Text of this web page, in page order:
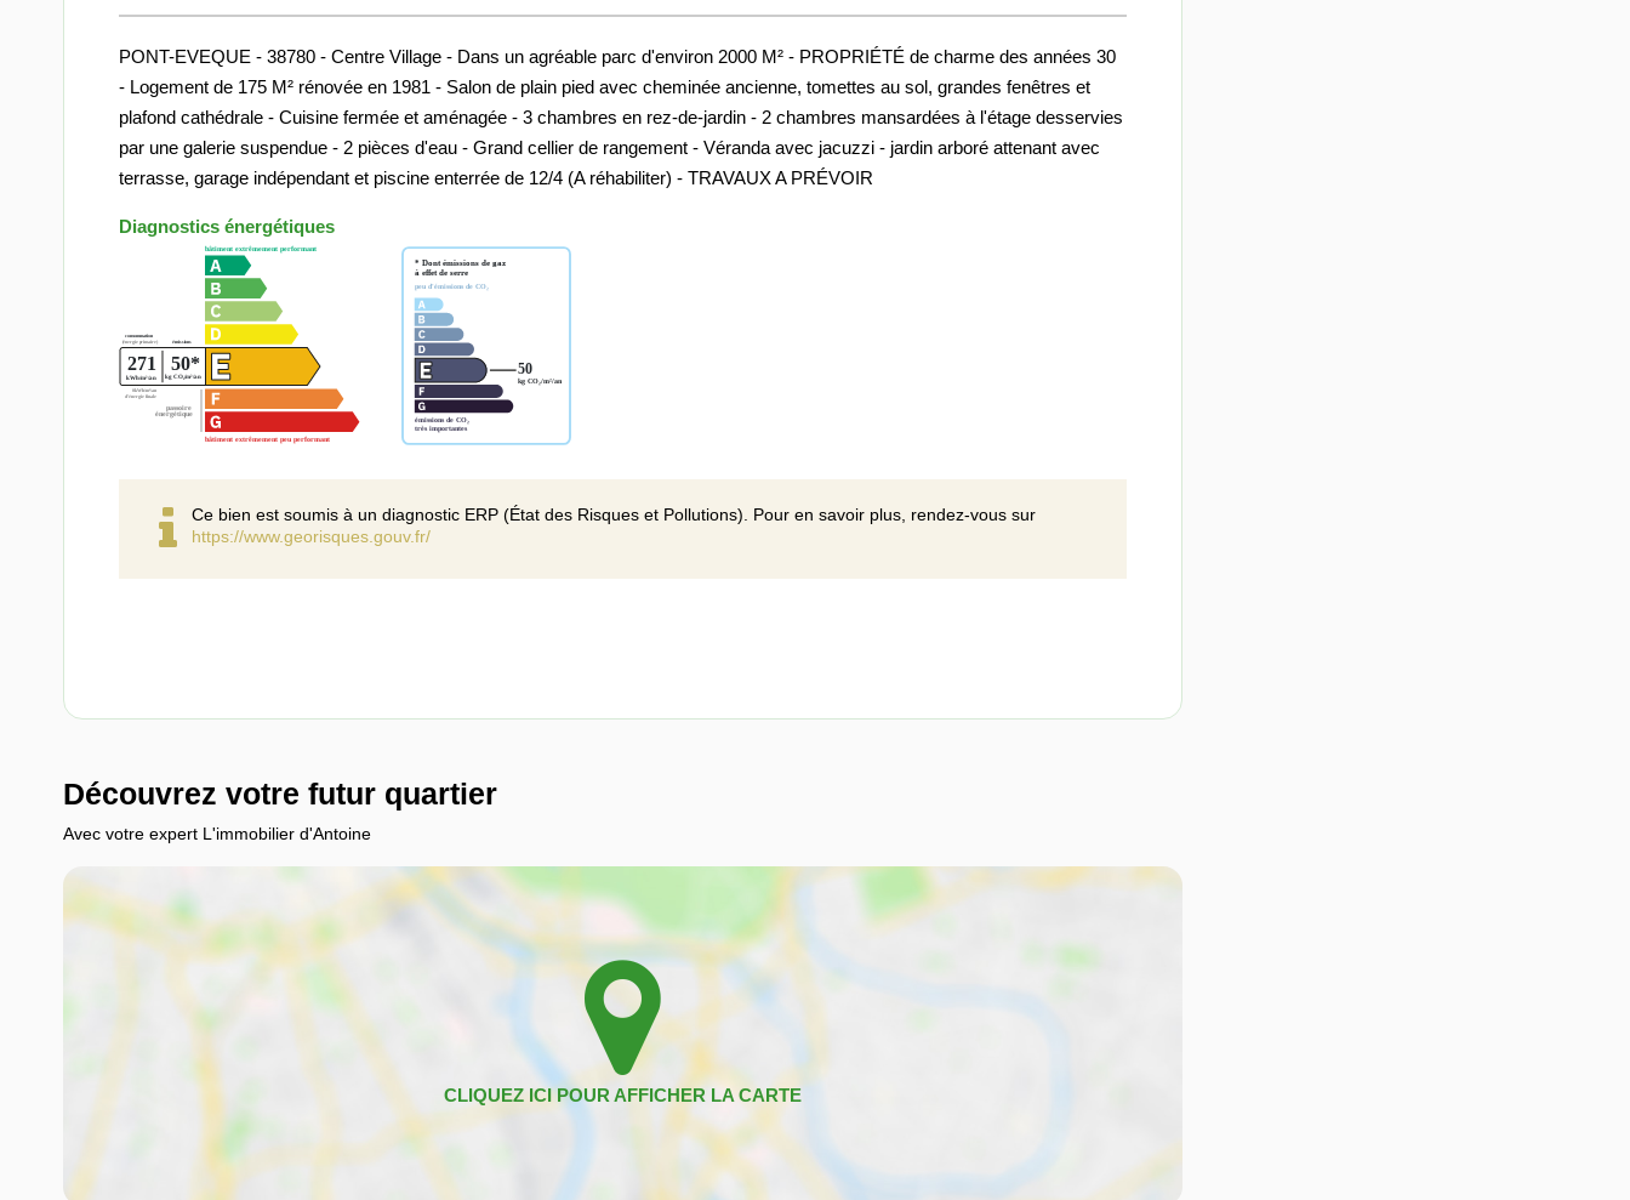
PONT-EVEQUE - 38780 - Centre Village - Dans un agréable parc d'environ 2000 M² - PROPRIÉTÉ de charme des années 30
- Logement de 175 M² rénovée en 1981 - Salon de plain pied avec cheminée ancienne, tomettes au sol, grandes fenêtres et
plafond cathédrale - Cuisine fermée et aménagée - 3 chambres en rez-de-jardin - 2 chambres mansardées à l'étage desservies
par une galerie suspendue - 2 pièces d'eau - Grand cellier de rangement - Véranda avec jacuzzi - jardin arboré attenant avec
terrasse, garage indépendant et piscine enterrée de 12/4 (A réhabiliter) - TRAVAUX A PRÉVOIR
Diagnostics énergétiques
Ce bien est soumis à un diagnostic ERP (État des Risques et Pollutions). Pour en savoir plus, rendez-vous sur
https://www.georisques.gouv.fr/
Découvrez votre futur quartier
Avec votre expert L'immobilier d'Antoine